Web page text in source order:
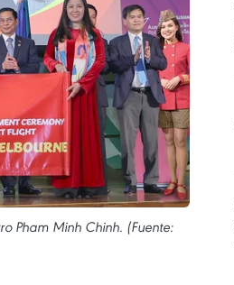
Pham Minh Chinh. (Fuente: